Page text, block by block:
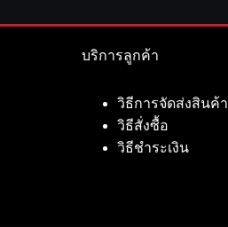
บริการลูกค้า
วิธีการจัดส่งสินค้า
วิธีสั่งซื้อ
วิธีชำระเงิน